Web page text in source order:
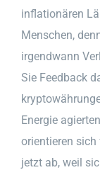
inflationären
Menschen,
irgendwann
Sie Feedback
Energie
orientieren
jetzt ab, weil